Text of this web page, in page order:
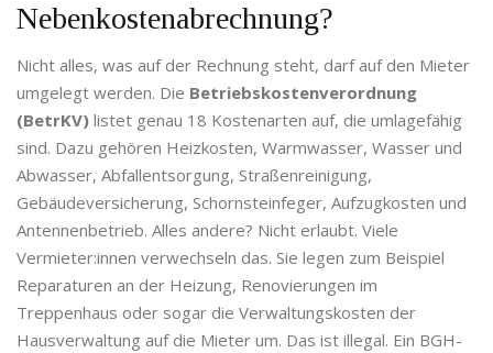
Nebenkostenabrechnung?
Nicht alles, was auf der Rechnung steht, darf auf den Mieter
umgelegt werden. Die Betriebskostenverordnung
(BetrKV) listet genau 18 Kostenarten auf, die umlagefähig
sind. Dazu gehören Heizkosten, Warmwasser, Wasser und
Abwasser, Abfallentsorgung, Straßenreinigung,
Gebäudeversicherung, Schornsteinfeger, Aufzugkosten und
Antennenbetrieb. Alles andere? Nicht erlaubt. Viele
Vermieter:innen verwechseln das. Sie legen zum Beispiel
Reparaturen an der Heizung, Renovierungen im
Treppenhaus oder sogar die Verwaltungskosten der
Hausverwaltung auf die Mieter um. Das ist illegal. Ein BGH-